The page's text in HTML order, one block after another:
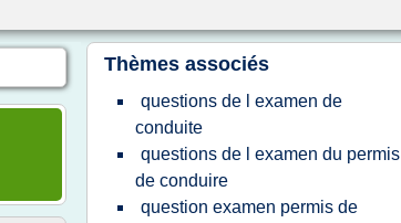
Thèmes associés
questions de l examen de
conduite
questions de l examen du permis
de conduire
question examen permis de